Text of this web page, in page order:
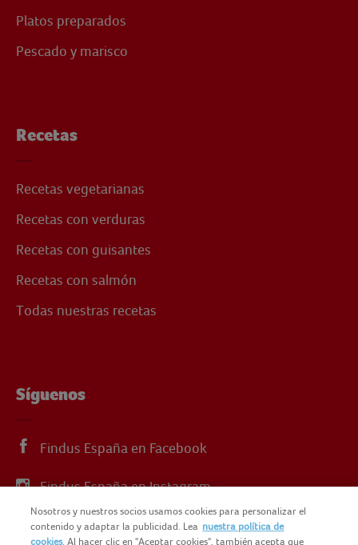
Platos preparados
Pescado y marisco
Recetas
Recetas vegetarianas
Recetas con verduras
Recetas con guisantes
Recetas con salmón
Todas nuestras recetas
Síguenos
Findus España en Facebook
Findus España en Instagram
Findus España en X
Nosotros y nuestros socios usamos cookies para personalizar el
contenido y adaptar la publicidad. Lea nuestra política de
cookies. Al hacer clic en "Aceptar cookies", también acepta que